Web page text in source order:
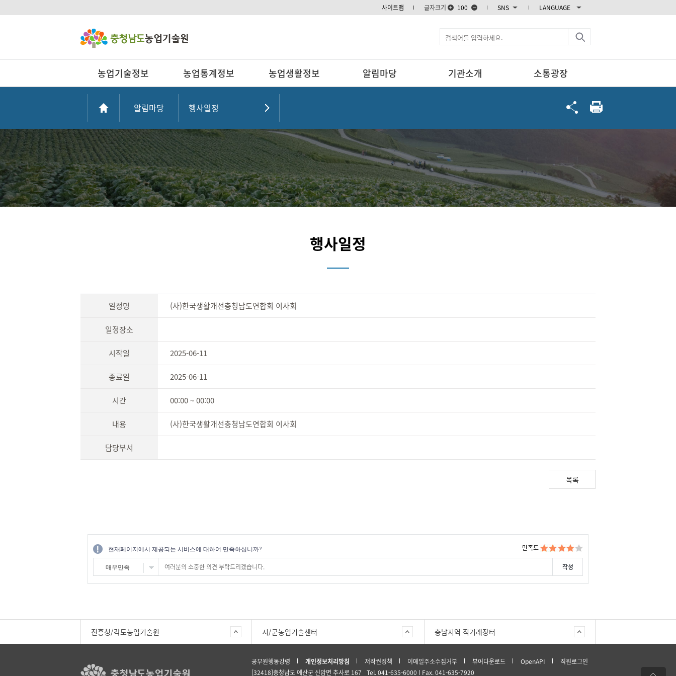
사이트맵 글자크기 100
SNS
카카오스토리
인스타그램
LANGUAGE
농업기술정보 농업통계정보 농업생활정보 알림마당 기관소개 소통광장
알림마당 행사일정
행사일정
일정명 (사)한국생활개선충청남도연합회 이사회
일정장소
시작일 2025-06-11
종료일 2025-06-11
시간 00:00 ~ 00:00
내용 (사)한국생활개선충청남도연합회 이사회
담당부서
목록
현재페이지에서 제공되는 서비스에 대하여 만족하십니까? 만족도
매우만족
진흥청/각도농업기술원 시/군농업기술센터 충남지역 직거래장터
공무원행동강령 개인정보처리방침 저작권정책 이메일주소수집거부 뷰어다운로드 OpenAPI
직원로그인
[32418]충청남도 예산군 신암면 추사로 167
Tel. 041-635-6000 Fax. 041-635-7920